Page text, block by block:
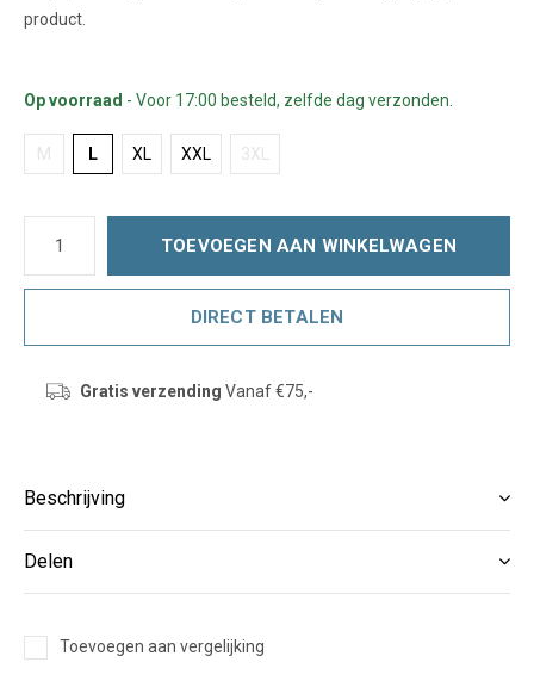
product.
Op voorraad - Voor 17:00 besteld, zelfde dag verzonden.
M L XL XXL 3XL
TOEVOEGEN AAN WINKELWAGEN
DIRECT BETALEN
Gratis verzending Vanaf €75,-
Beschrijving
Delen
Toevoegen aan vergelijking